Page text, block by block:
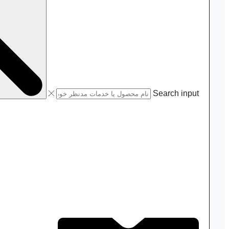
Search input